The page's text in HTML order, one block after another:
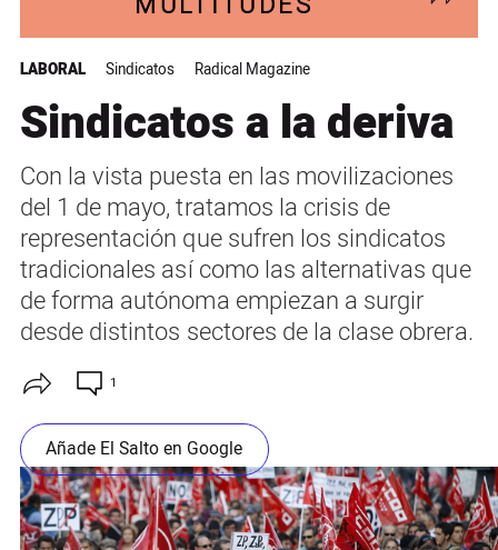
LABORAL Sindicatos Radical Magazine
Sindicatos a la deriva
Con la vista puesta en las movilizaciones
del 1 de mayo, tratamos la crisis de
representación que sufren los sindicatos
tradicionales así como las alternativas que
de forma autónoma empiezan a surgir
desde distintos sectores de la clase obrera.
1
Añade El Salto en Google